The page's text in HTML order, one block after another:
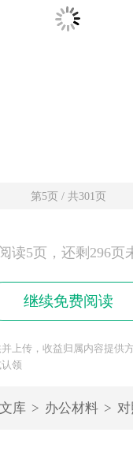
第5页 / 共301页
读5页，还剩296页
继续免费阅读
上传，收益归属内容提供
领
库 > 办公材料 >